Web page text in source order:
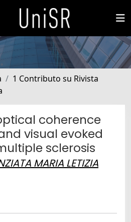
1 Contributo su Rivista
coherence
visual evoked
sclerosis
MARIA LETIZIA